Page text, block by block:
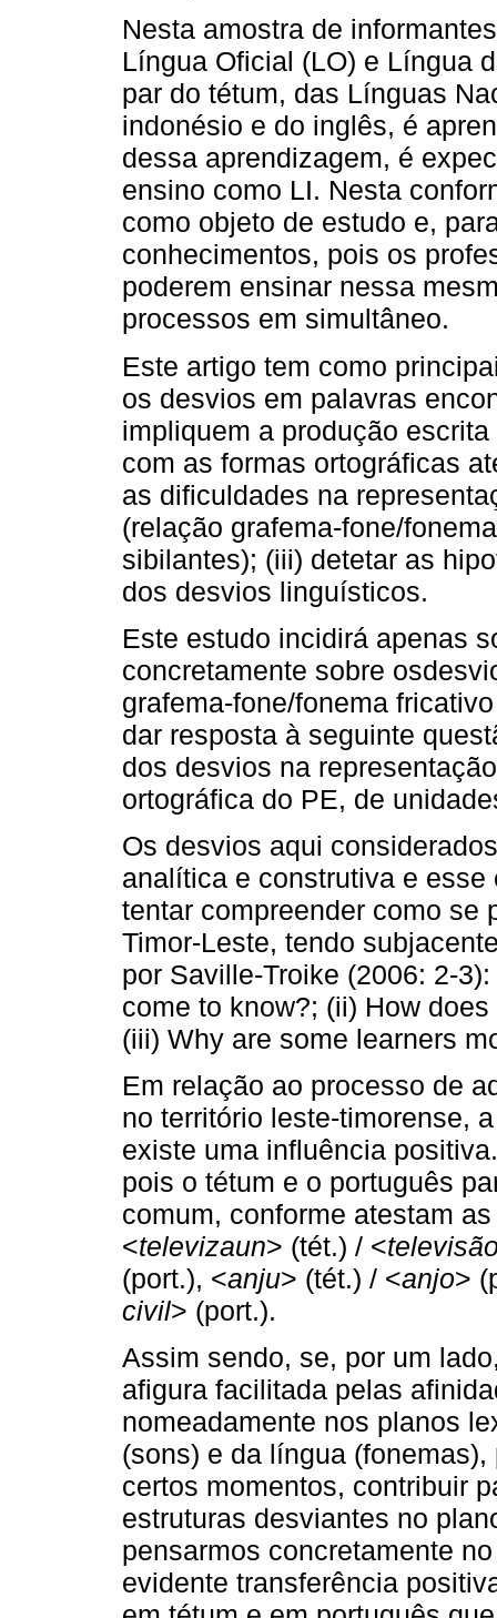
Nesta amostra de
Língua Oficial (LO) e Língua
par do tétum, das Línguas
indonésio e do inglês, é
dessa aprendizagem, é
ensino como LI. Nesta
como objeto de estudo e,
conhecimentos, pois os
poderem ensinar nessa
processos em simultâneo.
Este artigo tem como
os desvios em palavras
impliquem a produção
com as formas ortográficas
as dificuldades na
(relação grafema-fone/
sibilantes); (iii) detetar as
dos desvios linguísticos.
Este estudo incidirá apenas
concretamente sobre
grafema-fone/fonema
dar resposta à seguinte
dos desvios na
ortográfica do PE, de
Os desvios aqui
analítica e construtiva e
tentar compreender como se
Timor-Leste, tendo
por Saville-Troike (2006: 2-
come to know?; (ii) How
(iii) Why are some learners
Em relação ao processo de
no território leste-timorense,
existe uma influência
pois o tétum e o português
comum, conforme atestam
<televizaun> (tét.) / <
(port.), <anju> (tét.) / <anjo>
civil> (port.).
Assim sendo, se, por um
afigura facilitada pelas
nomeadamente nos planos
(sons) e da língua
certos momentos, contribuir
estruturas desviantes no
pensarmos concretamente
evidente transferência